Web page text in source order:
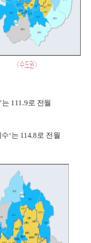
’는 111 .9로 전월
수‘는 114.8로 전월